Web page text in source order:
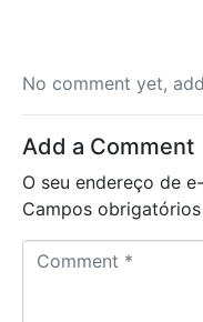
No comment yet,
Add a Comment
O seu endereço de
Campos